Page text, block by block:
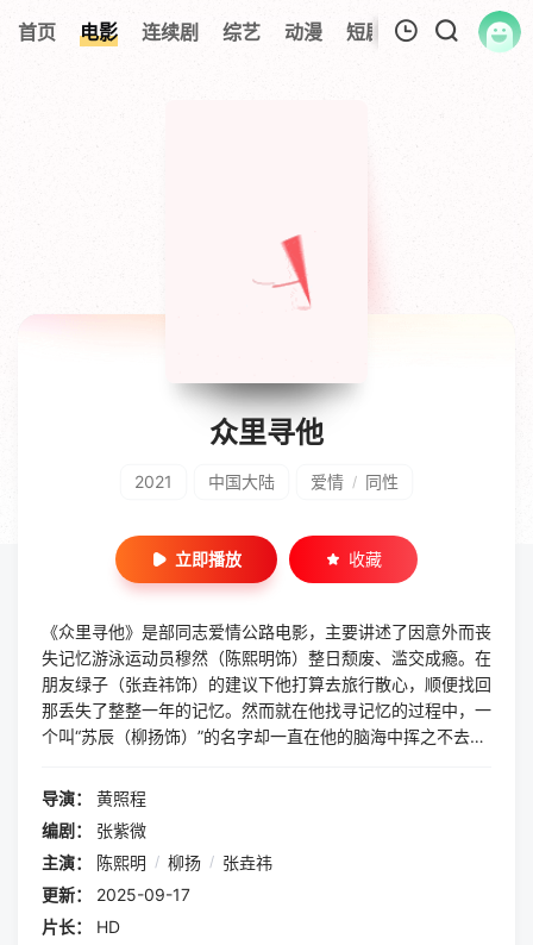
首页 电影 连续剧 综艺 动漫 短剧大全 纪录片
暂无观看影片的记录
众里寻他
2021 中国大陆 爱情 / 同性
立即播放 收藏
《众里寻他》是部同志爱情公路电影，主要讲述了因意外而丧
失记忆游泳运动员穆然（陈熙明饰）整日颓废、滥交成瘾。在
朋友绿子（张垚祎饰）的建议下他打算去旅行散心，顺便找回
那丢失了整整一年的记忆。然而就在他找寻记忆的过程中，一
个叫“苏辰（柳扬饰）”的名字却一直在他的脑海中挥之不去。
男人，并来到苏辰的老家——台湾。 穆然来到台湾，他通
过曾经记录了两个人的点点滴滴的手机里的照片寻找着苏辰。
他见到了很多与苏辰有关联的人，他的记忆也逐渐清晰，关于
苏辰，一个更大的谜团在背后昭然若揭。然而当事实陈列在穆
然眼前时，那些爱恋阅后即焚，唯有一样的记忆，一样的泪水
在风中堆积……
导演：
黄照程
编剧：
张紫微
主演：
陈熙明 / 柳扬 / 张垚祎
更新：
2025-09-17
片长：
HD